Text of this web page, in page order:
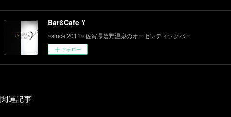
Bar&Cafe Y
~since 2011~ 佐賀県嬉野温泉のオーセンティックバー
フォロー
関連記事